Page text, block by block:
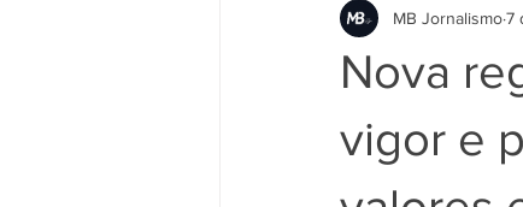
Nova
vigor e
MB Jornalismo7